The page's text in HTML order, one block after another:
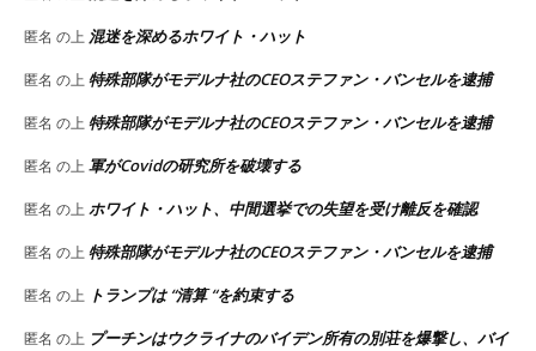
匿名 の上 混迷を深めるホワイト・ハット
匿名 の上特殊部隊がモデルナ社のCEOステファン・バンセルを逮捕
匿名 の上特殊部隊がモデルナ社のCEOステファン・バンセルを逮捕
匿名 の上軍がCovidの研究所を破壊する
匿名 の上ホワイト・ハット、中間選挙での失望を受け離反を確認
匿名 の上特殊部隊がモデルナ社のCEOステファン・バンセルを逮捕
匿名 の上 トランプは “清算 “を約束する
匿名 の上 プーチンはウクライナのバイデン所有の別荘を爆撃し、バイ